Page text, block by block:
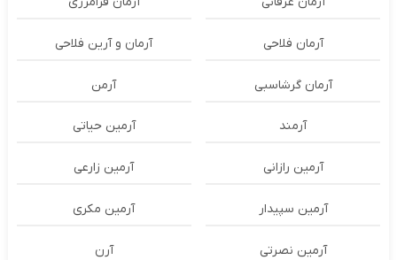
آرمان فلاحی آرمان و آرین فلاحی
آرمان گرشاسبی آرمن
آرمند آرمین حیاتی
آرمین رازانی آرمین زارعی
آرمین سپیدار آرمین مکری
آرمین نصرتی آرن